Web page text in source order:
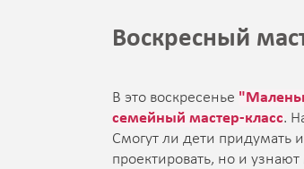
Воскресный
В это воскресенье
семейный мастер-класс.
Смогут ли дети придумать
проектировать, но и